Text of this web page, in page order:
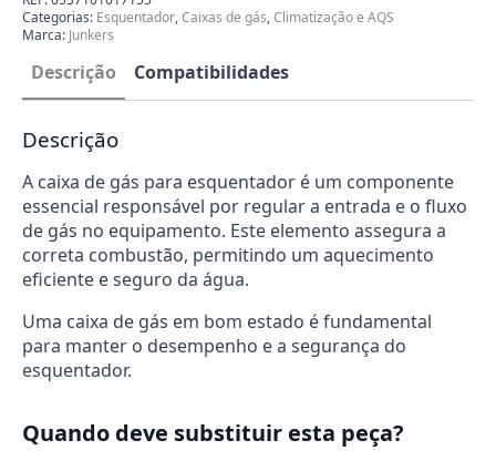
Esquentador
Junkers
87070119620
Categorias: Esquentador,Caixas de gás,Climatização e AQS
Marca: Junkers
Descrição Compatibilidades
Descrição
A caixa de gás para esquentador é um componente
essencial responsável por regular a entrada e o fluxo
de gás no equipamento. Este elemento assegura a
correta combustão, permitindo um aquecimento
eficiente e seguro da água.
Uma caixa de gás em bom estado é fundamental
para manter o desempenho e a segurança do
esquentador.
Quando deve substituir esta peça?